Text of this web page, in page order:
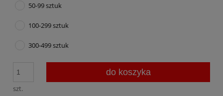
50-99 sztuk
100-299 sztuk
300-499 sztuk
szt.
do koszyka